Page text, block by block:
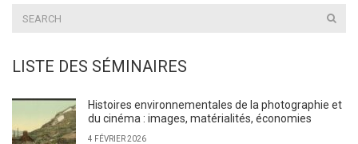
LISTE DES SÉMINAIRES
Histoires environnementales de la photographie et
du cinéma : images, matérialités, économies
4 FÉVRIER 2026